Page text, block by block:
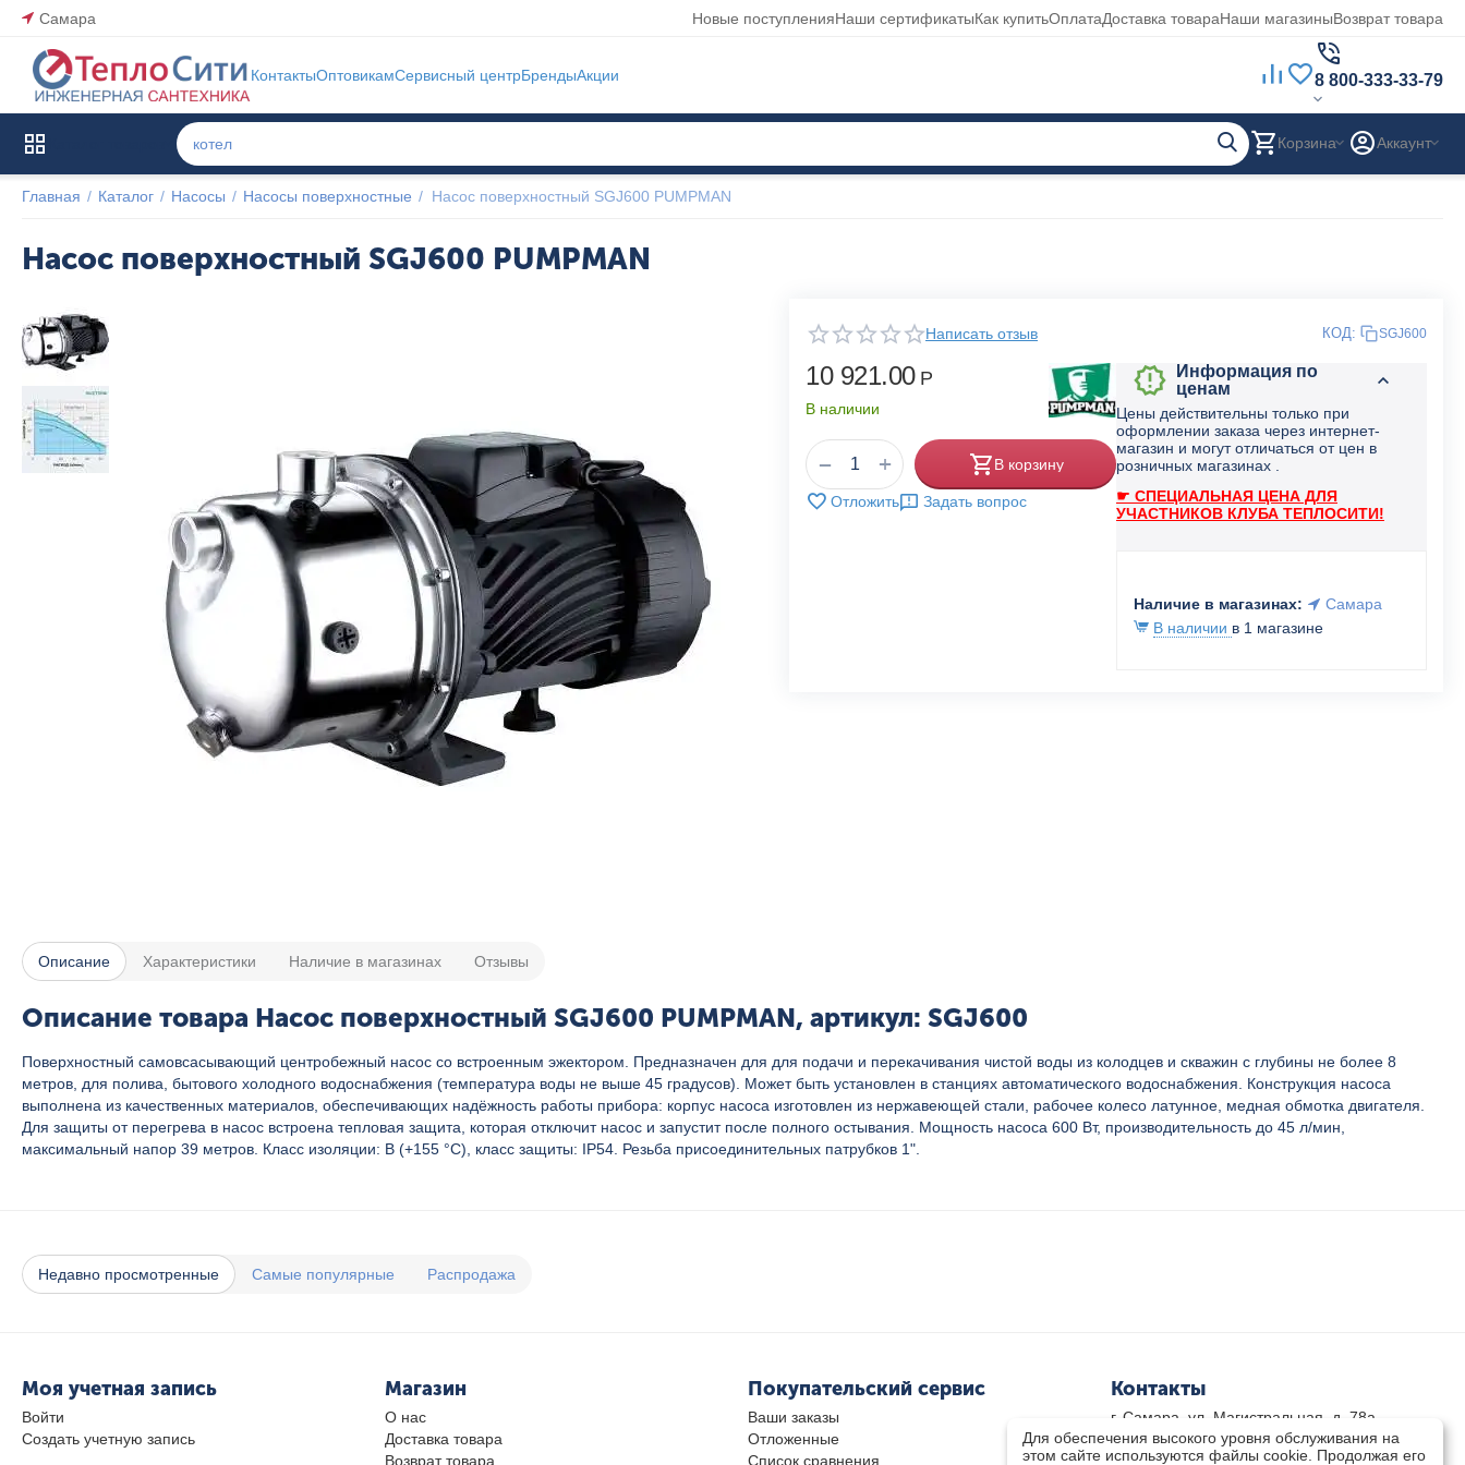
Самара Новые поступленияНаши сертификатыКак купитьОплатаДоставка товараНаши магазиныВозврат товара
КонтактыОптовикамСервисный центрБрендыАкции 8 800-333-33-79
Корзина Аккаунт
Главная / Каталог / Насосы / Насосы поверхностные / Насос поверхностный SGJ600 PUMPMAN
Насос поверхностный SGJ600 PUMPMAN
Написать отзыв КОД: SGJ600
10 921.00 Р
В наличии
+
− В корзину
Отложить Задать вопрос
Информация по
ценам
Цены действительны только при
оформлении заказа через интернет-
магазин и могут отличаться от цен в
розничных магазинах .
☛ СПЕЦИАЛЬНАЯ ЦЕНА ДЛЯ
УЧАСТНИКОВ КЛУБА ТЕПЛОСИТИ!
Наличие в магазинах:
Самара
В наличии в 1 магазине
Описание Характеристики Наличие в магазинах Отзывы
Описание товара Насос поверхностный SGJ600 PUMPMAN, артикул: SGJ600
Поверхностный самовсасывающий центробежный насос со встроенным эжектором. Предназначен для для подачи и перекачивания чистой воды из колодцев и скважин с глубины не более 8
метров, для полива, бытового холодного водоснабжения (температура воды не выше 45 градусов). Может быть установлен в станциях автоматического водоснабжения. Конструкция насоса
выполнена из качественных материалов, обеспечивающих надёжность работы прибора: корпус насоса изготовлен из нержавеющей стали, рабочее колесо латунное, медная обмотка двигателя.
Для защиты от перегрева в насос встроена тепловая защита, которая отключит насос и запустит после полного остывания. Мощность насоса 600 Вт, производительность до 45 л/мин,
максимальный напор 39 метров. Класс изоляции: B (+155 °C), класс защиты: IP54. Резьба присоединительных патрубков 1".
Недавно просмотренные Самые популярные Распродажа
Моя учетная запись
Войти
Создать учетную запись
Магазин
О нас
Доставка товара
Возврат товара
Покупательский сервис
Ваши заказы
Отложенные
Список сравнения
Контакты
г. Самара, ул. Магистральная, д. 78а
8 800-333-33-79(звонок бесплатный)
8(846)-211-03-15
Для обеспечения высокого уровня обслуживания на
этом сайте используются файлы cookie. Продолжая его